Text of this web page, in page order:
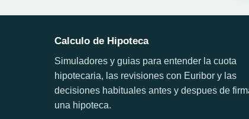
Calculo de Hipoteca
Simuladores y guias para entender la cuota
hipotecaria, las revisiones con Euribor y las
decisiones habituales antes y despues de
una hipoteca.